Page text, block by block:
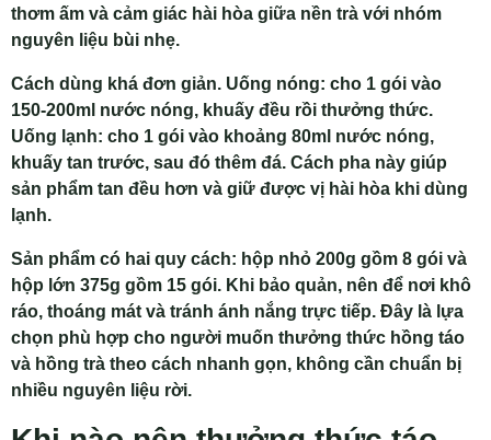
thơm ấm và cảm giác hài hòa giữa nền trà với nhóm
nguyên liệu bùi nhẹ.
Cách dùng khá đơn giản. Uống nóng: cho 1 gói vào
150-200ml nước nóng, khuấy đều rồi thưởng thức.
Uống lạnh: cho 1 gói vào khoảng 80ml nước nóng,
khuấy tan trước, sau đó thêm đá. Cách pha này giúp
sản phẩm tan đều hơn và giữ được vị hài hòa khi dùng
lạnh.
Sản phẩm có hai quy cách: hộp nhỏ 200g gồm 8 gói và
hộp lớn 375g gồm 15 gói. Khi bảo quản, nên để nơi khô
ráo, thoáng mát và tránh ánh nắng trực tiếp. Đây là lựa
chọn phù hợp cho người muốn thưởng thức hồng táo
và hồng trà theo cách nhanh gọn, không cần chuẩn bị
nhiều nguyên liệu rời.